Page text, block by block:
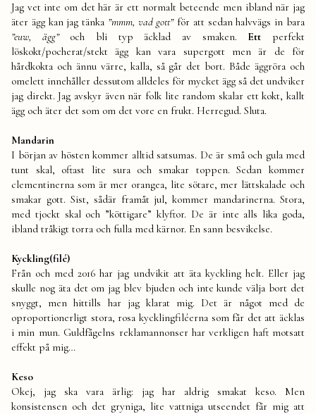
Jag vet inte om det här är ett normalt beteende men ibland när jag
äter ägg kan jag tänka ”mmm, vad gott”för att sedan halvvägs in bara
”euw, ägg”och bli typ äcklad av smaken. Ett perfekt
löskokt/pocherat/stekt ägg kan vara supergott men är de för
hårdkokta och ännu värre, kalla, så går det bort. Både äggröra och
omelett innehåller dessutom alldeles för mycket ägg så det undviker
jag direkt. Jag avskyr även när folk lite random skalar ett kokt, kallt
ägg och äter det som om det vore en frukt. Herregud. Sluta.
Mandarin
I början av hösten kommer alltid satsumas. De är små och gula med
tunt skal, oftast lite sura och smakar toppen. Sedan kommer
clementinerna som är mer orangea, lite sötare, mer lättskalade och
smakar gott. Sist, sådär framåt jul, kommer mandarinerna. Stora,
med tjockt skal och ”köttigare” klyftor. De är inte alls lika goda,
ibland tråkigt torra och fulla med kärnor. En sann besvikelse.
Kyckling(filé)
Från och med 2016 har jag undvikit att äta kyckling helt. Eller jag
skulle nog äta det om jag blev bjuden och inte kunde välja bort det
snyggt, men hittills har jag klarat mig. Det är något med de
oproportionerligt stora, rosa kycklingfiléerna som får det att äcklas
i min mun. Guldfågelns reklamannonser har verkligen haft motsatt
effekt på mig…
Keso
Okej, jag ska vara ärlig: jag har aldrig smakat keso. Men
konsistensen och det gryniga, lite vattniga utseendet får mig att